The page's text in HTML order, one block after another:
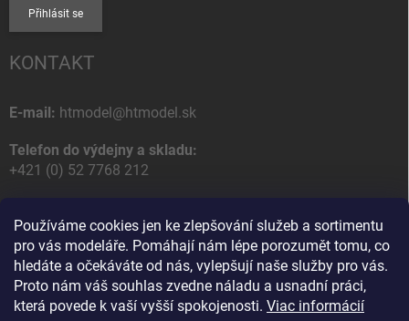
Používáme cookies jen ke zlepšování služeb a sortimentu
pro vás modeláře. Pomáhají nám lépe porozumět tomu, co
hledáte a očekáváte od nás, vylepšují naše služby pro vás.
Proto nám váš souhlas zvedne náladu a usnadní práci,
která povede k vaší vyšší spokojenosti. Viac informácií
Přihlásit se
KONTAKT
E-mail: htmodel@htmodel.sk
Telefon do výdejny a skladu:
+421 (0) 52 7768 212
HT model
Na letisko 49
058 01 Poprad
Slovenská Republika